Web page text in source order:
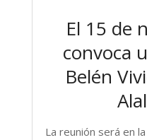
El 15 de
convoca
Belén
La reunión será en